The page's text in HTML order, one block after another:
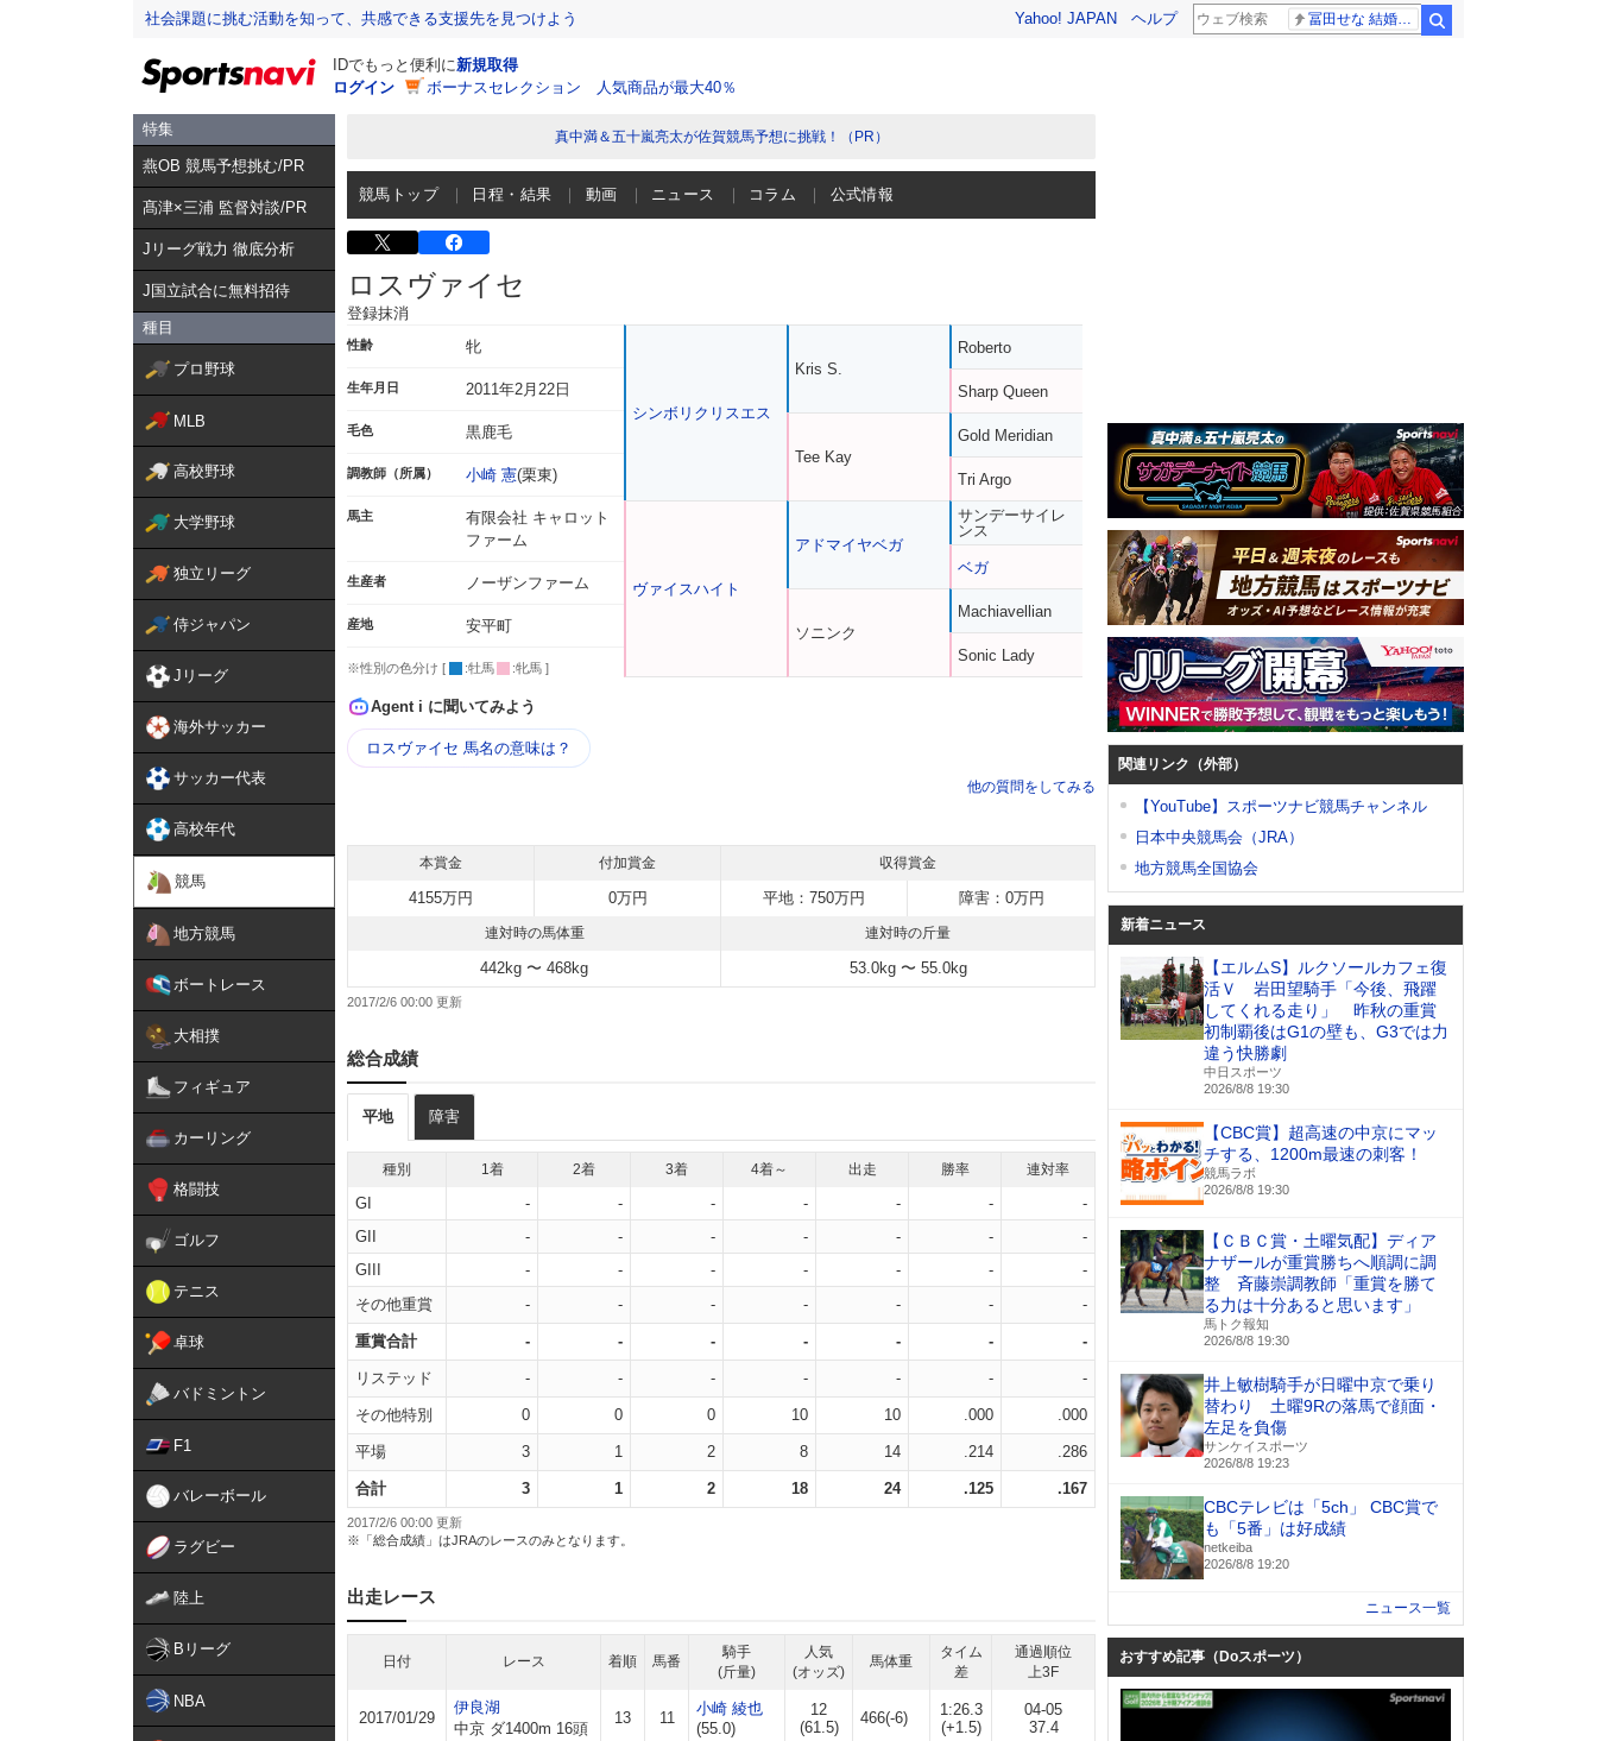
社会課題に挑む活動を知って、共感できる支援先を見つけよう Yahoo! JAPAN ヘルプ
IDでもっと便利に新規取得
ログイン
ボーナスセレクション 人気商品が最大40％
特集
燕OB 競馬予想挑む/PR
髙津×三浦 監督対談/PR
Jリーグ戦力 徹底分析
J国立試合に無料招待
種目
プロ野球
MLB
高校野球
大学野球
独立リーグ
侍ジャパン
Jリーグ
海外サッカー
サッカー代表
高校年代
競馬
地方競馬
ボートレース
大相撲
フィギュア
カーリング
格闘技
ゴルフ
テニス
卓球
バドミントン
F1
バレーボール
ラグビー
陸上
Bリーグ
NBA
真中満＆五十嵐亮太が佐賀競馬予想に挑戦！（PR）
競馬トップ 日程・結果 動画 ニュース コラム 公式情報
ロスヴァイセ
登録抹消
性齢 牝
生年月日 2011年2月22日
毛色 黒鹿毛
調教師（所属） 小崎 憲(栗東)
馬主
有限会社 キャロット
ファーム
生産者 ノーザンファーム
産地 安平町
※性別の色分け [ :牡馬 :牝馬 ]
シンボリクリスエス
ヴァイスハイト
Kris S.
Tee Kay
アドマイヤベガ
ソニンク
Roberto
Sharp Queen
Gold Meridian
Tri Argo
サンデーサイレ
ンス
ベガ
Machiavellian
Sonic Lady
Agent i に聞いてみよう
ロスヴァイセ 馬名の意味は？
他の質問をしてみる
本賞金 付加賞金 収得賞金
4155万円 0万円 平地：750万円 障害：0万円
連対時の馬体重 連対時の斤量
442kg 〜 468kg 53.0kg 〜 55.0kg
2017/2/6 00:00
総合成績
平地 障害
種別 1着 2着 3着 4着～ 出走 勝率 連対率
GI - - - - - -
-
GII
- - - - - -
-
GIII
- - - - - -
-
その他重賞
- - - - - - -
重賞合計 - - - - - - -
リステッド - - - - - - -
その他特別 0 0 0 10 10 .000 .000
平場 3 1 2 8 14 .214 .286
合計 3 1 2 18 24 .125 .167
2017/2/6 00:00 更新
※「総合成績」はJRAのレースのみとなります。
出走レース
日付 レース 着順 馬番
騎手
(斤量)
人気
(オッズ)
馬体重
タイム
差
通過順位
上3F
2017/01/29
伊良湖
中京 ダ1400m 16頭
13 11
小崎 綾也
(55.0)
12
(61.5)
466(-6)
1:26.3
(+1.5)
04-05
37.4
関連リンク（外部）
【YouTube】スポーツナビ競馬チャンネル
日本中央競馬会（JRA）
地方競馬全国協会
新着ニュース
【エルムS】ルクソールカフェ復
活Ｖ 岩田望騎手「今後、飛躍
してくれる走り」 昨秋の重賞
初制覇後はG1の壁も、G3では力
違う快勝劇
中日スポーツ
2026/8/8 19:30
【CBC賞】超高速の中京にマッ
チする、1200m最速の刺客！
競馬ラボ
2026/8/8 19:30
【ＣＢＣ賞・土曜気配】ディア
ナザールが重賞勝ちへ順調に調
整 斉藤崇調教師「重賞を勝て
る力は十分あると思います」
馬トク報知
2026/8/8 19:30
井上敏樹騎手が日曜中京で乗り
替わり 土曜9Rの落馬で顔面・
左足を負傷
サンケイスポーツ
2026/8/8 19:23
CBCテレビは「5ch」 CBC賞で
も「5番」は好成績
netkeiba
2026/8/8 19:20
ニュース一覧
おすすめ記事（Doスポーツ）